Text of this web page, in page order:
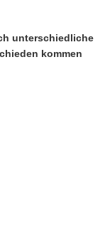
unterschiedliche
kommen